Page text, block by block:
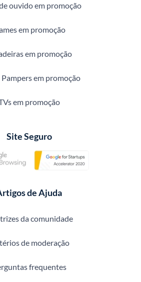
ouvido em promoção
em promoção
em promoção
em promoção
em promoção
Site Seguro
de Ajuda
da comunidade
de moderação
frequentes